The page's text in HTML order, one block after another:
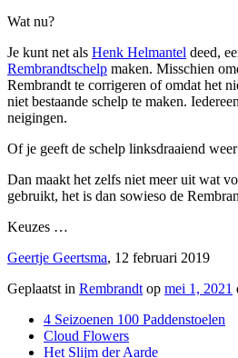
Wat nu?
Je kunt net als Henk Helmantel deed,
Rembrandtschelp maken. Misschien
Rembrandt te corrigeren of omdat het
niet bestaande schelp te maken.
neigingen.
Of je geeft de schelp linksdraaiend
Dan maakt het zelfs niet meer uit wat
gebruikt, het is dan sowieso de
Keuzes …
Geertje Geertsma, 12 februari 2019
Geplaatst in Rembrandt op mei 1, 2021
4 Seizoenen 100 Paddenstoelen
Cloud Flowers
Het Slijm der Aarde